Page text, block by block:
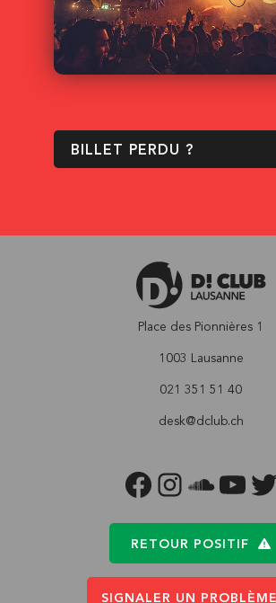
BILLET PERDU ?
Place des Pionnières 1
1003 Lausanne
021 351 51 40
desk@dclub.ch
FACEBOOKINSTAGRAM
SOUNDCLOUD
YOUTUBE
RETOUR POSITIF
SIGNALER UN PROBLÈME